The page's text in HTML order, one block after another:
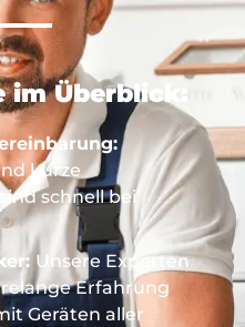
im Überblick:
kurze
schnell bei
Unsere Experten
Erfahrung
Geräten aller